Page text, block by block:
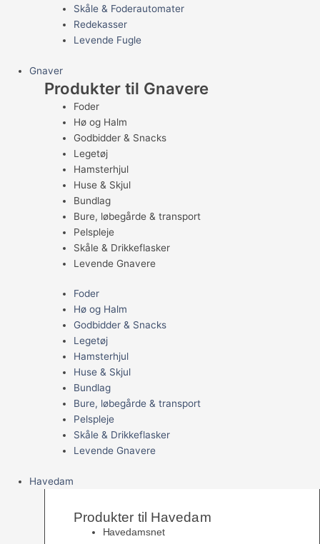
Skåle & Foderautomater
Redekasser
Levende Fugle
Gnaver
Produkter til Gnavere
Foder
Hø og Halm
Godbidder & Snacks
Legetøj
Hamsterhjul
Huse & Skjul
Bundlag
Bure, løbegårde & transport
Pelspleje
Skåle & Drikkeflasker
Levende Gnavere
Foder
Hø og Halm
Godbidder & Snacks
Legetøj
Hamsterhjul
Huse & Skjul
Bundlag
Bure, løbegårde & transport
Pelspleje
Skåle & Drikkeflasker
Levende Gnavere
Havedam
Produkter til Havedam
Havedamsnet